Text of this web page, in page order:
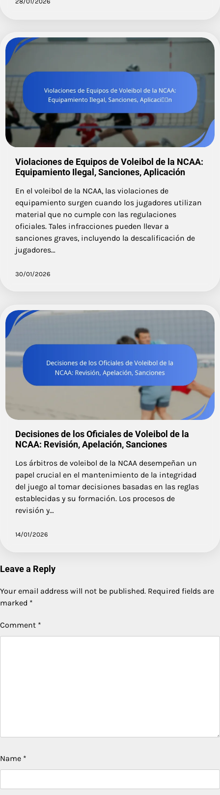
Violaciones de Equipos de Voleibol de la NCAA:
Equipamiento Ilegal, Sanciones, Aplicación
En el voleibol de la NCAA, las violaciones de
equipamiento surgen cuando los jugadores utilizan
material que no cumple con las regulaciones
oficiales. Tales infracciones pueden llevar a
sanciones graves, incluyendo la descalificación de
jugadores…
30/01/2026
Decisiones de los Oficiales de Voleibol de la
NCAA: Revisión, Apelación, Sanciones
Los árbitros de voleibol de la NCAA desempeñan un
papel crucial en el mantenimiento de la integridad
del juego al tomar decisiones basadas en las reglas
establecidas y su formación. Los procesos de
revisión y…
14/01/2026
Leave a Reply
Your email address will not be published. Required fields are
marked *
Comment *
Name *